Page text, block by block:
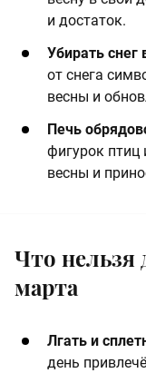
и достаток.​
Убирать снег
от снега
весны и
Печь
фигурок птиц
весны и
Что нельзя
марта
Лгать и
день